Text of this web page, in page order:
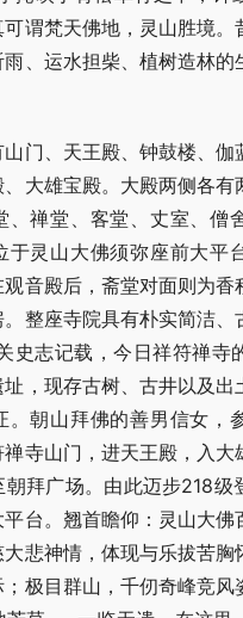
谓梵天佛地，灵山胜境。
、运水担柴、植树造林的
门、天王殿、钟鼓楼、伽
大雄宝殿。大殿两侧各有
、禅堂、客堂、丈室、僧
于灵山大佛须弥座前大平
音殿后，斋堂对面则为香
整座寺院具有朴实简洁、
史志记载，今日祥符禅寺
，现存古树、古井以及出
。朝山拜佛的善男信女，
寺山门，进天王殿，入大
朝拜广场。由此迈步218级
台。翘首瞻仰：灵山大佛
悲神情，体现与乐拔苦胸
极目群山，千仞奇峰竞风